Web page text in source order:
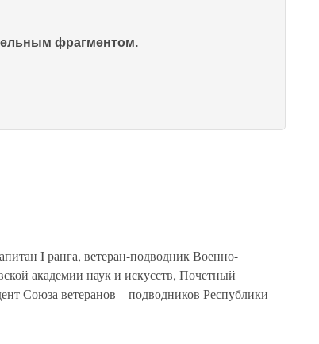
фрагментом.
I ранга, ветеран-подводник Военно-
академии наук и искусств, Почетный
Союза ветеранов – подводников Республики